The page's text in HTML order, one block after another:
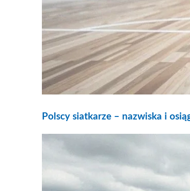
Polscy siatkarze – nazwiska i